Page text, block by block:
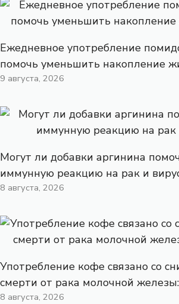
Ежедневное употребление
помочь уменьшить накопление
9 августа, 2026
Могут ли добавки аргинина
иммунную реакцию на рак и
8 августа, 2026
Употребление кофе связано со
смерти от рака молочной
8 августа, 2026